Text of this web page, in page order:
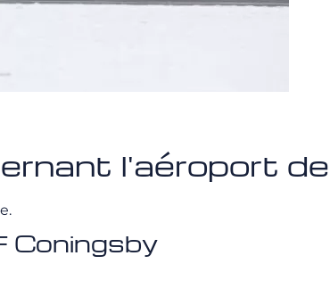
l'aéroport
Coningsby